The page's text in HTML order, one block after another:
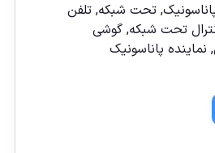
, تحت شبکه, تلفن
تحت شبكه, گوشی
, نماينده پاناسونيک